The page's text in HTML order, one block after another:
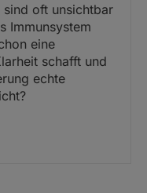
sind oft unsichtbar
Immunsystem
eine
schafft und
echte